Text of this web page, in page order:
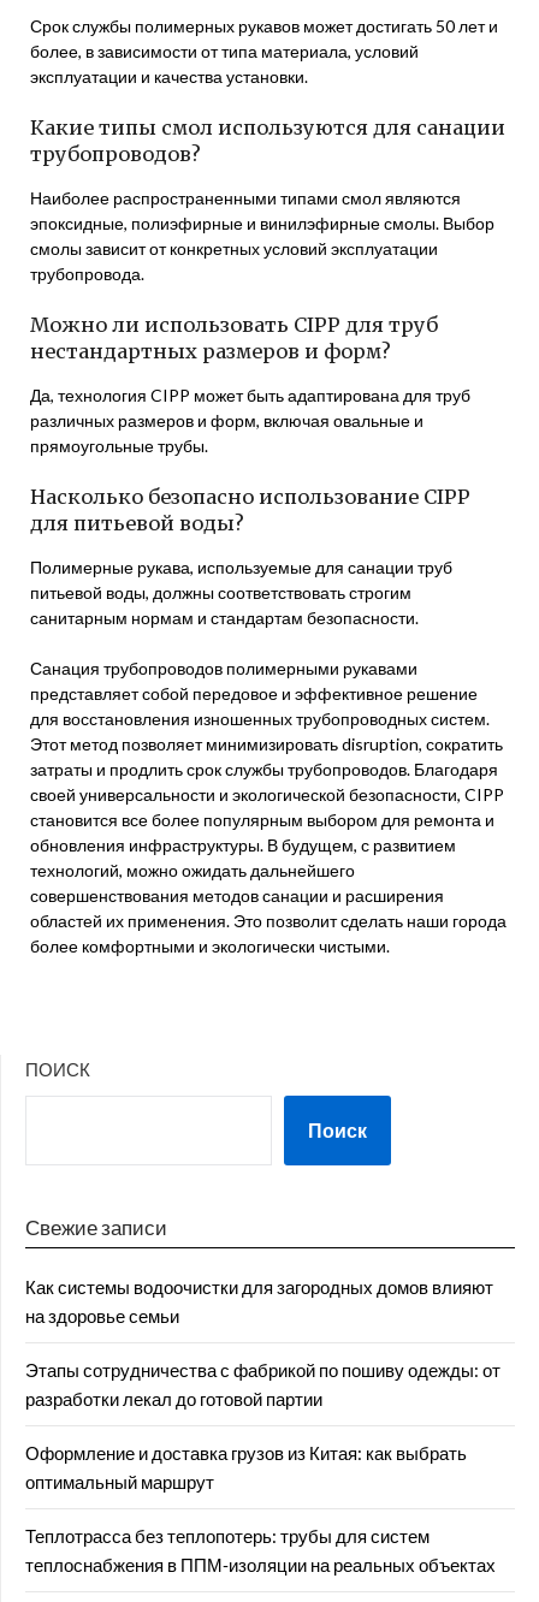
Срок службы полимерных рукавов может достигать 50 лет и
более, в зависимости от типа материала, условий
эксплуатации и качества установки.
Какие типы смол используются для санации
трубопроводов?
Наиболее распространенными типами смол являются
эпоксидные, полиэфирные и винилэфирные смолы. Выбор
смолы зависит от конкретных условий эксплуатации
трубопровода.
Можно ли использовать CIPP для труб
нестандартных размеров и форм?
Да, технология CIPP может быть адаптирована для труб
различных размеров и форм, включая овальные и
прямоугольные трубы.
Насколько безопасно использование CIPP
для питьевой воды?
Полимерные рукава, используемые для санации труб
питьевой воды, должны соответствовать строгим
санитарным нормам и стандартам безопасности.
Санация трубопроводов полимерными рукавами
представляет собой передовое и эффективное решение
для восстановления изношенных трубопроводных систем.
Этот метод позволяет минимизировать disruption, сократить
затраты и продлить срок службы трубопроводов. Благодаря
своей универсальности и экологической безопасности, CIPP
становится все более популярным выбором для ремонта и
обновления инфраструктуры. В будущем, с развитием
технологий, можно ожидать дальнейшего
совершенствования методов санации и расширения
областей их применения. Это позволит сделать наши города
более комфортными и экологически чистыми.
ПОИСК
Поиск
Свежие записи
Как системы водоочистки для загородных домов влияют
на здоровье семьи
Этапы сотрудничества с фабрикой по пошиву одежды: от
разработки лекал до готовой партии
Оформление и доставка грузов из Китая: как выбрать
оптимальный маршрут
Теплотрасса без теплопотерь: трубы для систем
теплоснабжения в ППМ‑изоляции на реальных объектах